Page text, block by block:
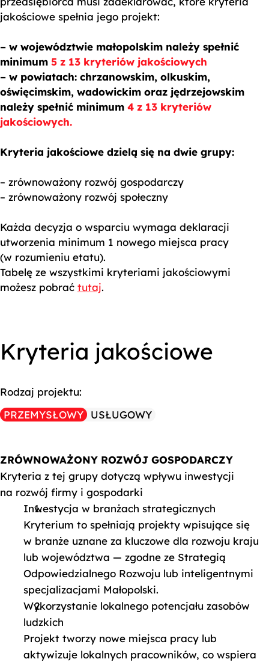
jakościowe spełnia jego projekt:
– w województwie małopolskim należy spełnić
minimum 5 z 13 kryteriów jakościowych
– w powiatach: chrzanowskim, olkuskim,
oświęcimskim, wadowickim oraz jędrzejowskim
należy spełnić minimum 4 z 13 kryteriów
jakościowych.
Kryteria jakościowe dzielą się na dwie grupy:
– zrównoważony rozwój gospodarczy
– zrównoważony rozwój społeczny
Każda decyzja o wsparciu wymaga deklaracji
utworzenia minimum 1 nowego miejsca pracy
(w rozumieniu etatu).
Tabelę ze wszystkimi kryteriami jakościowymi
możesz pobrać tutaj.
Kryteria jakościowe
Rodzaj projektu:
PRZEMYSŁOWY
USŁUGOWY
ZRÓWNOWAŻONY ROZWÓJ GOSPODARCZY
Kryteria z tej grupy dotyczą wpływu inwestycji
na rozwój firmy i gospodarki
Inwestycja w branżach strategicznych
Kryterium to spełniają projekty wpisujące się
w branże uznane za kluczowe dla rozwoju kraju
lub województwa — zgodne ze Strategią
Odpowiedzialnego Rozwoju lub inteligentnymi
specjalizacjami Małopolski.
Wykorzystanie lokalnego potencjału zasobów
ludzkich
Projekt tworzy nowe miejsca pracy lub
aktywizuje lokalnych pracowników, co wspiera